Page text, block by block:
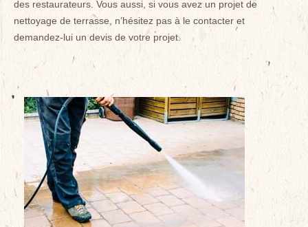
des restaurateurs. Vous aussi, si vous avez un projet de
nettoyage de terrasse, n’hésitez pas à le contacter et
demandez-lui un devis de votre projet.